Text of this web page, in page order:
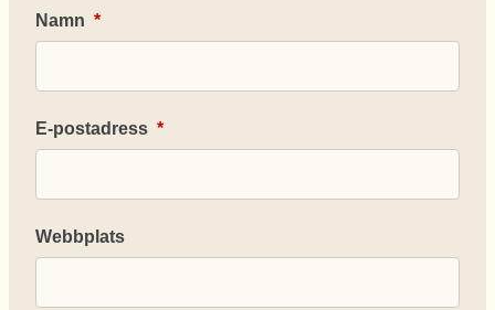
Namn *
E-postadress *
Webbplats